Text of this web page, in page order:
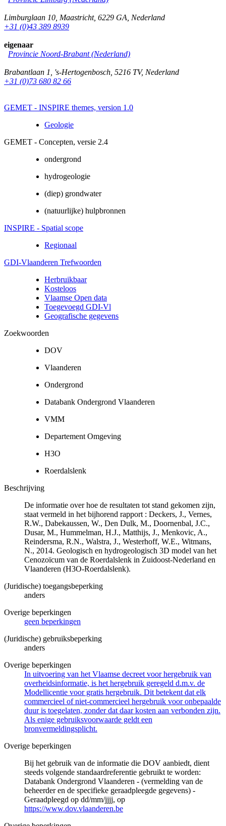
Limburglaan 10 Maastricht, 6229 GA Nederland
+31 (0)43 389 8939
eigenaar
Provincie Noord-Brabant (Nederland)
Brabantlaan 1 's-Hertogenbosch 5216 TV, Nederland
+31 (0)73 680 82 66
GEMET - INSPIRE themes, version 1.0
Geologie
GEMET - Concepten, versie 2.4
ondergrond
hydrogeologie
(diep) grondwater
(natuurlijke) hulpbronnen
INSPIRE - Spatial scope
Regionaal
GDI-Vlaanderen Trefwoorden
Herbruikbaar
Kosteloos
Vlaamse Open data
Toegevoegd GDI-Vl
Geografische gegevens
Zoekwoorden
DOV
Vlaanderen
Ondergrond
Databank Ondergrond Vlaanderen
VMM
Departement Omgeving
H3O
Roerdalslenk
Beschrijving
De informatie over hoe de resultaten tot stand gekomen zijn,
staat vermeld in het bijhorend rapport : Deckers, J., Vernes,
R.W., Dabekaussen, W., Den Dulk, M., Doornenbal, J.C.,
Dusar, M., Hummelman, H.J., Matthijs, J., Menkovic, A.,
Reindersma, R.N., Walstra, J., Westerhoff, W.E., Witmans,
N., 2014. Geologisch en hydrogeologisch 3D model van het
Cenozoïcum van de Roerdalslenk in Zuidoost-Nederland en
Vlaanderen (H3O-Roerdalslenk).
(Juridische) toegangsbeperking
anders
Overige beperkingen
geen beperkingen
(Juridische) gebruiksbeperking
anders
Overige beperkingen
In uitvoering van het Vlaamse decreet voor hergebruik van
overheidsinformatie, is het hergebruik geregeld d.m.v. de
Modellicentie voor gratis hergebruik. Dit betekent dat elk
commercieel of niet-commercieel hergebruik voor onbepaalde
duur is toegelaten, zonder dat daar kosten aan verbonden zijn.
Als enige gebruiksvoorwaarde geldt een
bronvermeldingsplicht.
Overige beperkingen
Bij het gebruik van de informatie die DOV aanbiedt, dient
steeds volgende standaardreferentie gebruikt te worden:
Databank Ondergrond Vlaanderen - (vermelding van de
beheerder en de specifieke geraadpleegde gegevens) -
Geraadpleegd op dd/mm/jjjj, op
https://www.dov.vlaanderen.be